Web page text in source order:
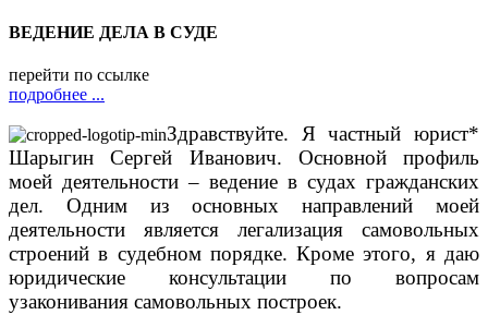
ВЕДЕНИЕ ДЕЛА В СУДЕ
перейти по ссылке
подробнее ...
Здравствуйте. Я частный юрист*
Шарыгин Сергей Иванович. Основной профиль
моей деятельности – ведение в судах гражданских
дел. Одним из основных направлений моей
деятельности является легализация самовольных
строений в судебном порядке. Кроме этого, я даю
юридические консультации по вопросам
узаконивания самовольных построек.